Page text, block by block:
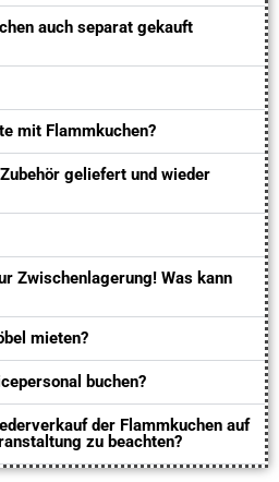
auch separat gekauft
mit Flammkuchen?
geliefert und wieder
Zwischenlagerung! Was kann
mieten?
buchen?
der Flammkuchen auf
zu beachten?